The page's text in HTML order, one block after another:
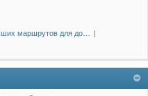
маршрутов для до…